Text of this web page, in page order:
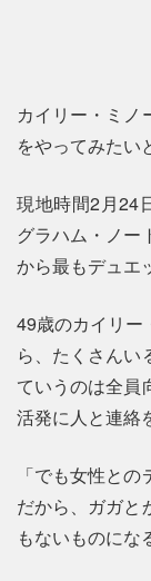
カイリー・ミノ
をやってみたい
現地時間2月24
グラハム・ノー
から最もデュエ
49歳のカイリー
ら、たくさんい
ていうのは全員
活発に人と連絡
「でも女性と
だから、ガガと
もないものにな